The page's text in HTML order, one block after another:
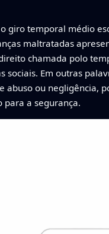
giro temporal médio
maltratadas
chamada polo
Em outras
abuso ou negligência,
para a segurança.